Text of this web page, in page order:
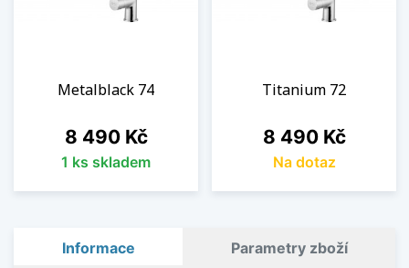
Metalblack 74
Cena
8 490 Kč
1 ks skladem
Titanium 72
Cena
8 490 Kč
Na dotaz
Informace Parametry zboží